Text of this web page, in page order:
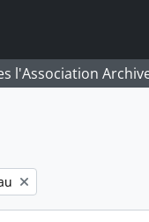
l'Association